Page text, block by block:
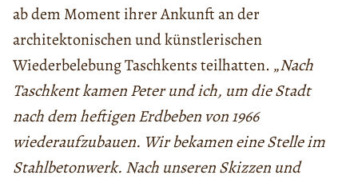
ab dem Moment ihrer Ankunft an der
architektonischen und künstlerischen
Wiederbelebung Taschkents teilhatten. „Nach
Taschkent kamen Peter und ich, um die Stadt
nach dem heftigen Erdbeben von 1966
wiederaufzubauen. Wir bekamen eine Stelle im
Stahlbetonwerk. Nach unseren Skizzen und